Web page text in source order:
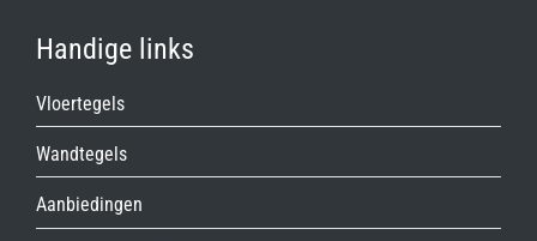
Handige links
Vloertegels
Wandtegels
Aanbiedingen